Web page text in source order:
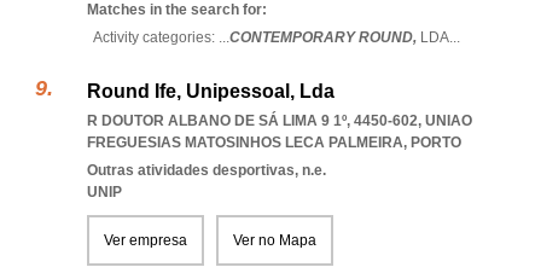
Matches in the search for:
Activity categories: ...CONTEMPORARY ROUND, LDA...
Round Ife, Unipessoal, Lda
R DOUTOR ALBANO DE SÁ LIMA 9 1º, 4450-602, UNIAO
FREGUESIAS MATOSINHOS LECA PALMEIRA, PORTO
Outras atividades desportivas, n.e.
UNIP
Ver empresa Ver no Mapa